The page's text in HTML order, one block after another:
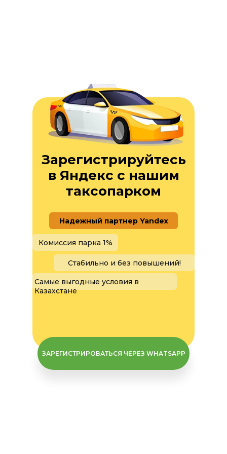
Зарегистрируйтесь
в Яндекс с нашим
таксопарком
Комиссия парка 1%
Cтабильно и без повышений!
Самые выгодные условия в
Казахстане
ЗАРЕГИСТРИРОВАТЬСЯ ЧЕРЕЗ WHATSAPP
Надежный партнер Yandex